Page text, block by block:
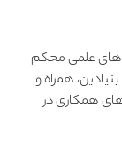
علمی محکم
همراه و
همکاری در